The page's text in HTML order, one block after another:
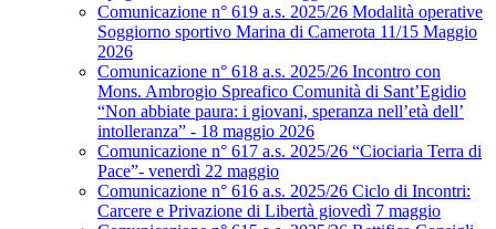
Comunicazione n° 619 a.s. 2025/26 Modalità operative
Soggiorno sportivo Marina di Camerota 11/15 Maggio
2026
Comunicazione n° 618 a.s. 2025/26 Incontro con
Mons. Ambrogio Spreafico Comunità di Sant’Egidio
“Non abbiate paura: i giovani, speranza nell’età dell’
intolleranza” - 18 maggio 2026
Comunicazione n° 617 a.s. 2025/26 “Ciociaria Terra di
Pace”- venerdì 22 maggio
Comunicazione n° 616 a.s. 2025/26 Ciclo di Incontri:
Carcere e Privazione di Libertà giovedì 7 maggio